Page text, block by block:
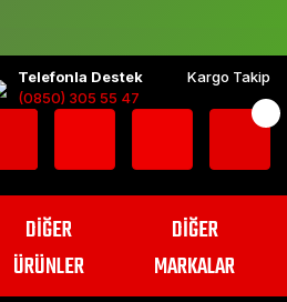
Telefonla Destek
(0850) 305 55 47
Kargo Takip
DİĞER
ÜRÜNLER
DİĞER
MARKALAR